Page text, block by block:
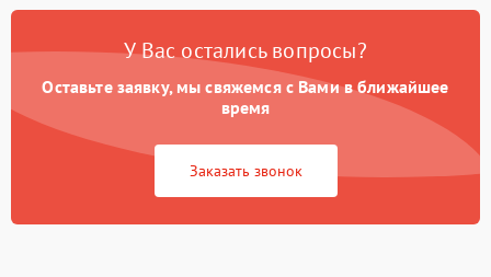
Неисправность системы
Поломка системы GPS 2000 ₽ Подробнее →
Повреждение системы
защиты от перегрузок
1500 ₽
автоматического
1500 ₽ Подробнее →
У Вас остались вопросы?
Оставьте заявку, мы свяжемся с Вами в ближайшее
время
Заказать звонок